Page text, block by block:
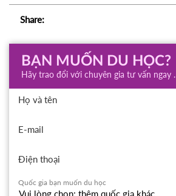
Share:
BẠN MUỐN DU HỌC?
Hãy trao đổi với chuyên gia tư vấn ngay .
Họ và tên
E-mail
Điện thoại
Quốc gia bạn muốn du học